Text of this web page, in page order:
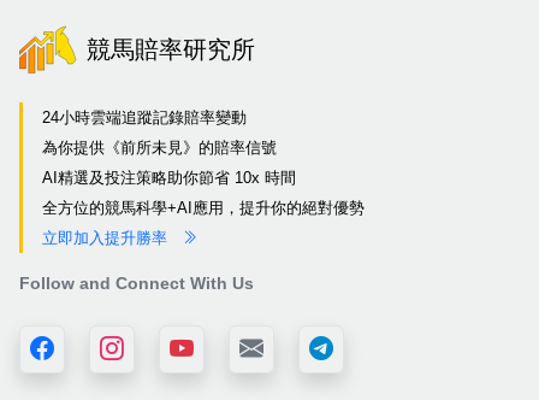
競馬賠率研究所
24小時雲端追蹤記錄賠率變動
為你提供《前所未見》的賠率信號
AI精選及投注策略助你節省 10x 時間
全方位的競馬科學+AI應用，提升你的絕對優勢
立即加入提升勝率
Follow and Connect With Us